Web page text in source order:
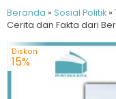
Beranda » Sosial Politik »
Cerita dan Fakta dari
Diskon
15%